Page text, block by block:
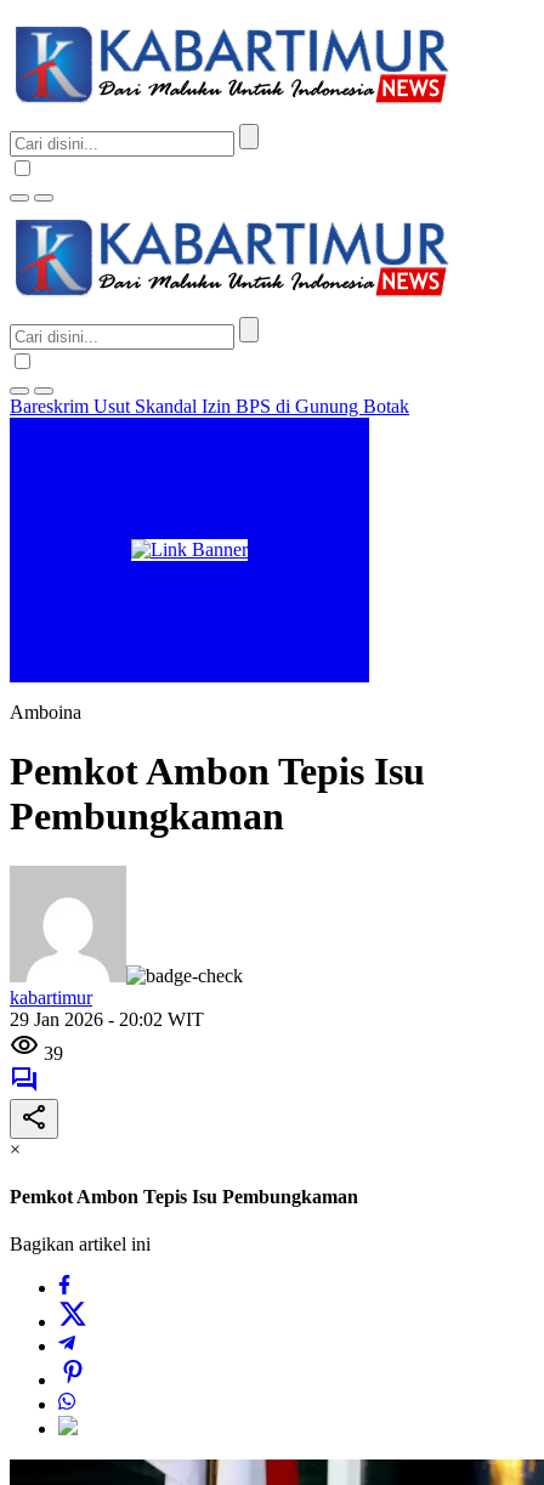
Bareskrim Usut Skandal Izin BPS di Gunung Botak
Amboina
Pemkot Ambon Tepis Isu
Pembungkaman
kabartimur
29 Jan 2026 - 20:02 WIT
39
×
Pemkot Ambon Tepis Isu Pembungkaman
Bagikan artikel ini